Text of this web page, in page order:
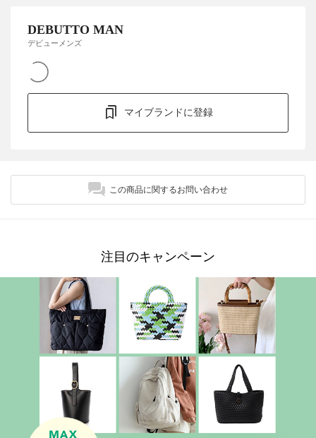
DEBUTTO MAN
デビューメンズ
マイブランドに登録
この商品に関するお問い合わせ
注目のキャンペーン